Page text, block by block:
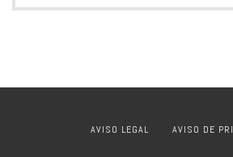
AVISO LEGAL AVISO DE